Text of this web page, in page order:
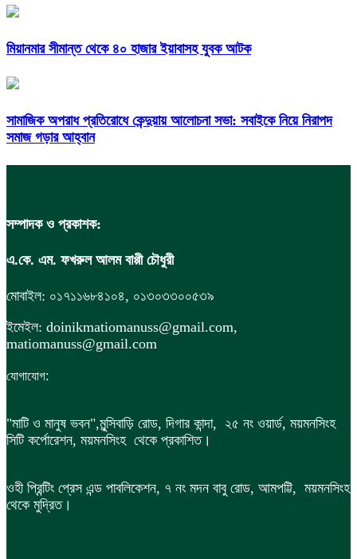
মিয়ানমার সীমান্ত থেকে ৪০ হাজার ইয়াবাসহ যুবক আটক
সামাজিক অপরাধ প্রতিরোধে কেন্দুয়ায় আলোচনা সভা: সবাইকে নিয়ে নিরাপদ
সমাজ গড়ার আহ্বান
সম্পাদক ও প্রকাশক:
এ.কে. এম. ফখরুল আলম বাপ্পী চৌধুরী
মোবাইল: ০১৭১১৬৮৪১০৪, ০১৩০৩৩০০৫৩৯
ইমেইল: doinikmatiomanuss@gmail.com,
matiomanuss@gmail.com
যোগাযোগ:
"মাটি ও মানুষ ভবন",মুন্সিবাড়ি রোড, দিগার কান্দা, ২৫ নং ওয়ার্ড, ময়মনসিংহ
সিটি কর্পোরেশন, ময়মনসিংহ থেকে প্রকাশিত।
ওহী প্রিন্টিং প্রেস এন্ড পাবলিকেশন, ৭ নং মদন বাবু রোড, আমপট্টি, ময়মনসিংহ
থেকে মুদ্রিত।